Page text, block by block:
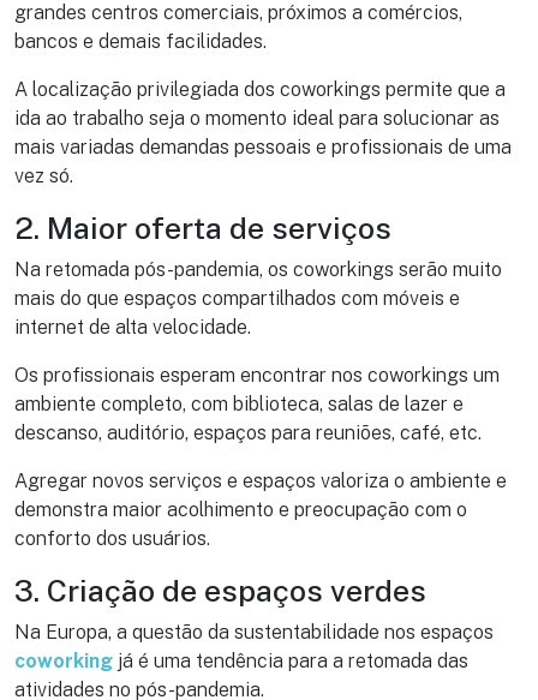
grandes centros comerciais, próximos a comércios,
bancos e demais facilidades.
A localização privilegiada dos coworkings permite que a
ida ao trabalho seja o momento ideal para solucionar as
mais variadas demandas pessoais e profissionais de uma
vez só.
2. Maior oferta de serviços
Na retomada pós-pandemia, os coworkings serão muito
mais do que espaços compartilhados com móveis e
internet de alta velocidade.
Os profissionais esperam encontrar nos coworkings um
ambiente completo, com biblioteca, salas de lazer e
descanso, auditório, espaços para reuniões, café, etc.
Agregar novos serviços e espaços valoriza o ambiente e
demonstra maior acolhimento e preocupação com o
conforto dos usuários.
3. Criação de espaços verdes
Na Europa, a questão da sustentabilidade nos espaços
coworking já é uma tendência para a retomada das
atividades no pós-pandemia.